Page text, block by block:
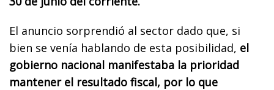
El anuncio sorprendió al sector dado que, si
bien se venía hablando de esta posibilidad, el
gobierno nacional manifestaba la prioridad
mantener el resultado fiscal, por lo que